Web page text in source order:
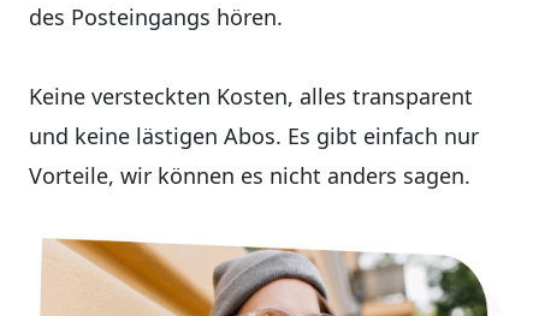
des Posteingangs hören.
Keine versteckten Kosten, alles transparent
und keine lästigen Abos. Es gibt einfach nur
Vorteile, wir können es nicht anders sagen.